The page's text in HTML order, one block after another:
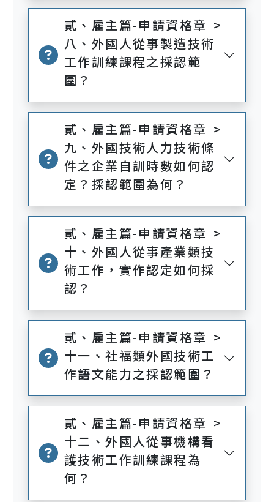
貳、雇主篇-申請資格章 >
八、外國人從事製造技術
工作訓練課程之採認範
圍？
貳、雇主篇-申請資格章 >
九、外國技術人力技術條
件之企業自訓時數如何認
定？採認範圍為何？
貳、雇主篇-申請資格章 >
十、外國人從事產業類技
術工作，實作認定如何採
認？
貳、雇主篇-申請資格章 >
十一、社福類外國技術工
作語文能力之採認範圍？
貳、雇主篇-申請資格章 >
十二、外國人從事機構看
護技術工作訓練課程為
何？